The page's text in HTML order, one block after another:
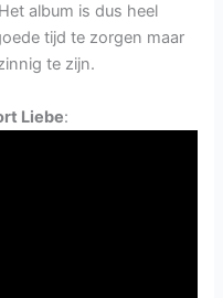
album is dus heel
tijd te zorgen maar
te zijn.
Liebe: